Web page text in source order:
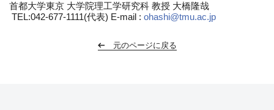
首都大学東京 大学院理工学研究科 教授 大橋隆哉
TEL:042-677-1111(代表) E-mail : ohashi@tmu.ac.jp
元のページに戻る